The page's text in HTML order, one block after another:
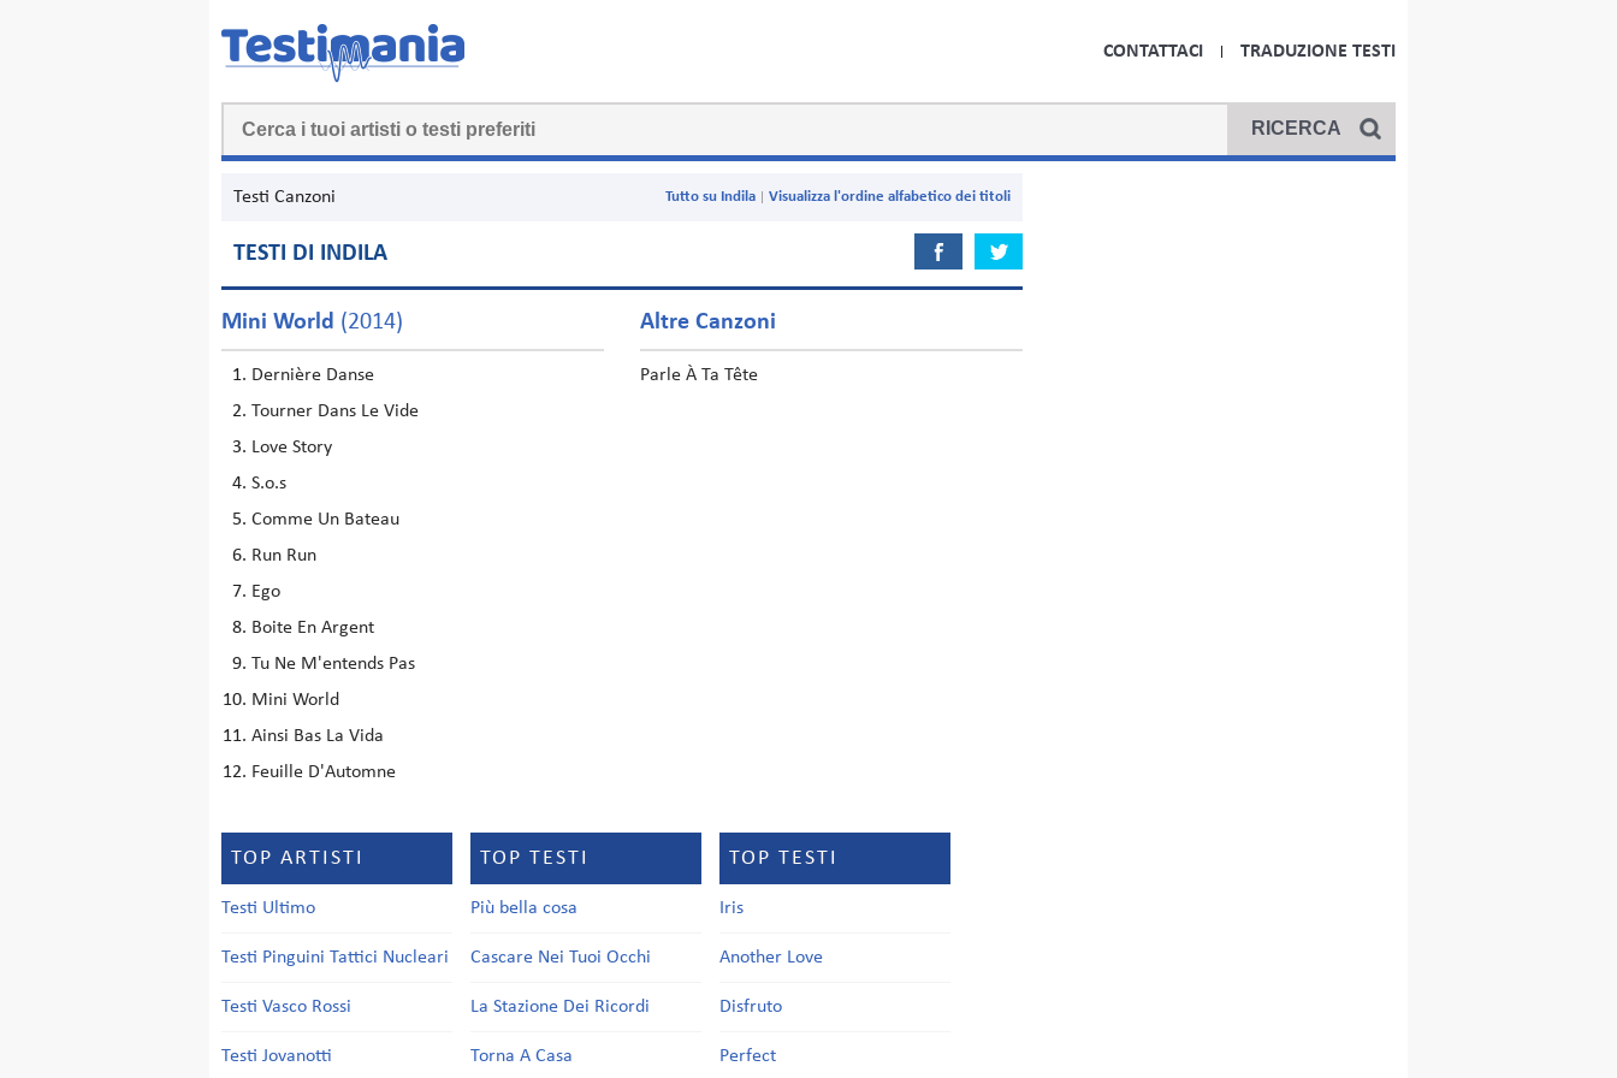
CONTATTACI TRADUZIONE TESTI
Testi Canzoni Visualizza l'ordine alfabetico dei titoli
Tutto su Indila
TESTI DI INDILA
Mini World (2014)
Dernière Danse
Tourner Dans Le Vide
Love Story
S.o.s
Comme Un Bateau
Run Run
Ego
Boite En Argent
Tu Ne M'entends Pas
Mini World
Ainsi Bas La Vida
Feuille D'Automne
Altre Canzoni
Parle À Ta Tête
TOP ARTISTI
Testi Ultimo
Testi Pinguini Tattici Nucleari
Testi Vasco Rossi
Testi Jovanotti
TOP TESTI
Più bella cosa
Cascare Nei Tuoi Occhi
La Stazione Dei Ricordi
Torna A Casa
TOP TESTI
Iris
Another Love
Disfruto
Perfect